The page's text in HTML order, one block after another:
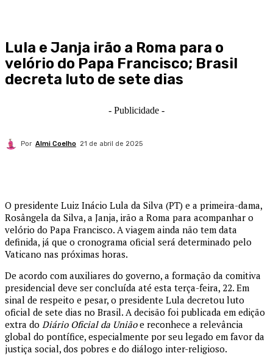
Lula e Janja irão a Roma para o
velório do Papa Francisco; Brasil
decreta luto de sete dias
- Publicidade -
Por Almi Coelho 21 de abril de 2025
O presidente Luiz Inácio Lula da Silva (PT) e a primeira-dama,
Rosângela da Silva, a Janja, irão a Roma para acompanhar o
velório do Papa Francisco. A viagem ainda não tem data
definida, já que o cronograma oficial será determinado pelo
Vaticano nas próximas horas.
De acordo com auxiliares do governo, a formação da comitiva
presidencial deve ser concluída até esta terça-feira, 22. Em
sinal de respeito e pesar, o presidente Lula decretou luto
oficial de sete dias no Brasil. A decisão foi publicada em edição
extra do Diário Oficial da Uniãoe reconhece a relevância
global do pontífice, especialmente por seu legado em favor da
justiça social, dos pobres e do diálogo inter-religioso.